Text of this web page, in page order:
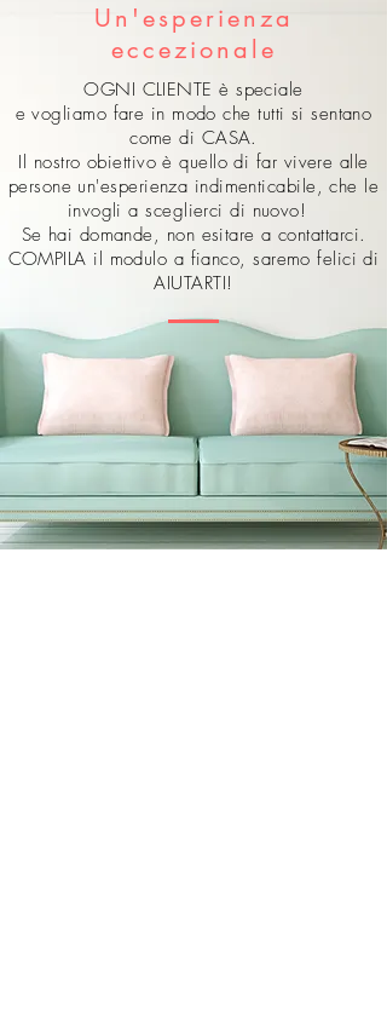
Un'esperienza
eccezionale
OGNI CLIENTE è speciale
e vogliamo fare in modo che tutti si sentano
come di CASA.
Il nostro obiettivo è quello di far vivere alle
persone un'esperienza indimenticabile, che le
invogli a sceglierci di nuovo!
Se hai domande, non esitare a contattarci.
COMPILA il modulo a fianco, saremo felici di
AIUTARTI!